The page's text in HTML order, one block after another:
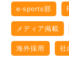
e-sports部
メディア掲載
海外採用 社